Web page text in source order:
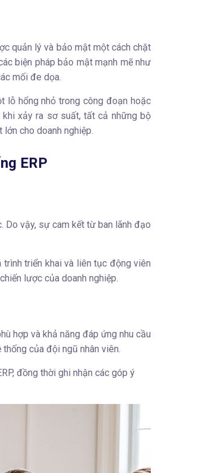
quản lý và bảo mật một cách chặt
biện pháp bảo mật mạnh mẽ như
mối đe dọa.
lỗ hổng nhỏ trong công đoạn hoặc
khi xảy ra sơ suất, tất cả những bộ
cho doanh nghiệp.
ERP
Do vậy, sự cam kết từ ban lãnh đạo
trình triển khai và liên tục động viên
lược của doanh nghiệp.
hợp và khả năng đáp ứng nhu cầu
của đội ngũ nhân viên.
đồng thời ghi nhận các góp ý